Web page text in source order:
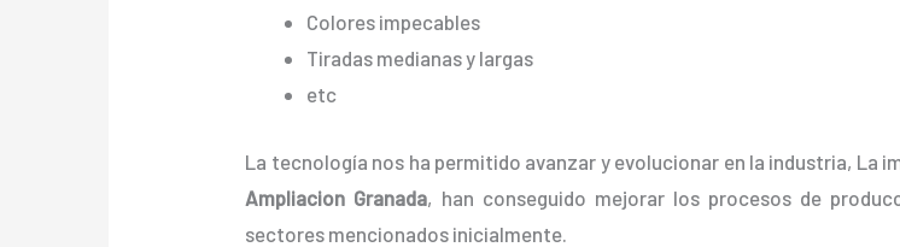
Colores impecables
Tiradas medianas y largas
etc
La tecnología nos ha permitido avanzar y evolucionar en la industria, La
Ampliacion Granada, han conseguido mejorar los procesos de
sectores mencionados inicialmente.